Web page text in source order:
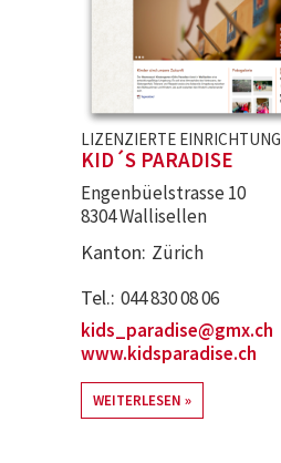
LIZENZIERTE EINRICHTUNG
KID´S PARADISE
Engenbüelstrasse 10
8304 Wallisellen
Kanton Zürich
Tel. 044 830 08 06
kids_paradise@gmx.ch
www.kidsparadise.ch
WEITERLESEN